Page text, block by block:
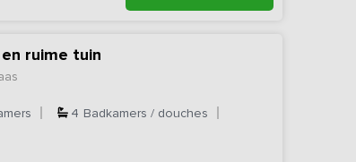
ruime tuin
4 Badkamers / douches